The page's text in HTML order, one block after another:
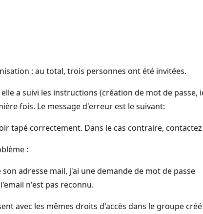
: au total, trois personnes ont été invitées.
a suivi les instructions (création de mot de
fois. Le message d'erreur est le suivant:
tapé correctement. Dans le cas contraire,
:
adresse mail, j'ai une demande de mot de passe
n'est pas reconnu.
avec les mêmes droits d'accès dans le groupe